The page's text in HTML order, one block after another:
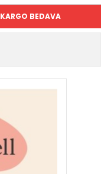
KARGO BEDAVA